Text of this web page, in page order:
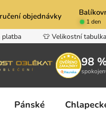
objednávky
1 den
platba 👕 Velikostní tabulka
98
Pánské